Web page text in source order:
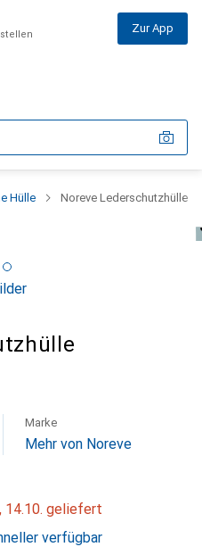
Zur App
Hülle Noreve Lederschutzhülle
Marke
Mehr von Noreve
14.10. geliefert
verfügbar